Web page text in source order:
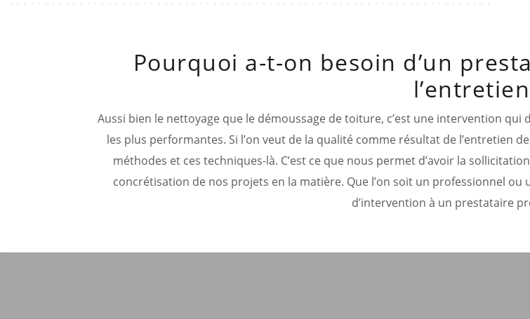
Pourquoi a-t-on besoin d’un
l’entretien
Aussi bien le nettoyage que le démoussage de toiture, c’est une intervention
les plus performantes. Si l’on veut de la qualité comme résultat de l’entretien
méthodes et ces techniques-là. C’est ce que nous permet d’avoir la
concrétisation de nos projets en la matière. Que l’on soit un professionnel
d’intervention à un prestataire